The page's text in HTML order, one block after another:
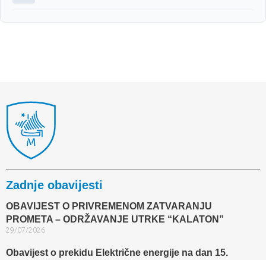
Zadnje obavijesti
OBAVIJEST O PRIVREMENOM ZATVARANJU
PROMETA – ODRŽAVANJE UTRKE “KALATON”
29/07/2026
Obavijest o prekidu Električne energije na dan 15.